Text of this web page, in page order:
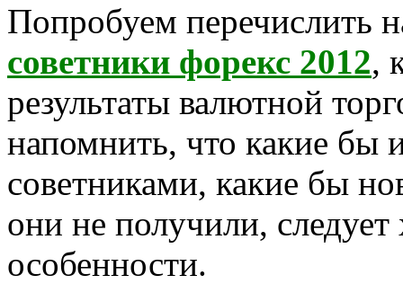
Попробуем перечислить
советники форекс 2012,
результаты валютной
напомнить, что какие бы
советниками, какие бы
они не получили,
особенности.